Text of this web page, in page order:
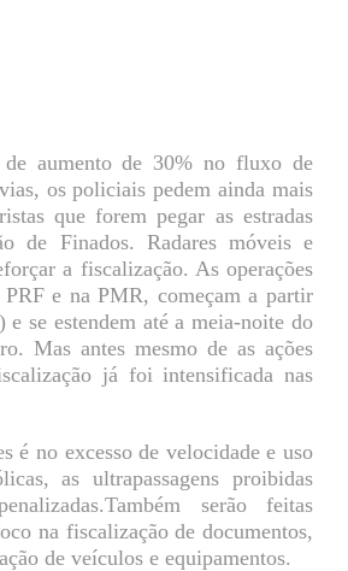
de aumento de 30% no fluxo de
os policiais pedem ainda mais
que forem pegar as estradas
de Finados. Radares móveis e
a fiscalização. As operações
e na PMR, começam a partir
e se estendem até a meia-noite do
Mas antes mesmo de as ações
já foi intensificada nas
é no excesso de velocidade e uso
as ultrapassagens proibidas
serão feitas
na fiscalização de documentos,
de veículos e equipamentos.